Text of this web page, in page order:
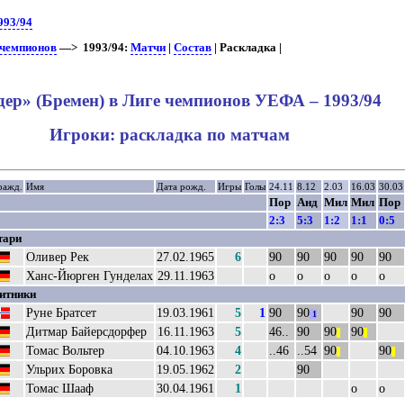
94
—> 1993/94: Матчи| Состав| Раскладка |
(Бремен) в Лиге чемпионов УЕФА – 1993/94
Игроки: раскладка по матчам
Имя Дата рожд. Игры Голы 24.11 8.12 2.03 16.03 30.03
Пор Анд Мил Мил Пор
2:3
5:3 1:2 1:1 0:5
Оливер Рек 27.02.1965 6 90 90 90 90 90
Ханс-Йюрген Гунделах 29.11.1963 о о о о о
Руне Братсет 19.03.1961 5 1 90 901 90 90
Дитмар Байерсдорфер 16.11.1963 5 46.. 90 90|| 90||
Томас Вольтер 04.10.1963 4 ..46 ..54 90|| 90||
Ульрих Боровка 19.05.1962 2 90
Томас Шааф
30.04.1961 1 о о